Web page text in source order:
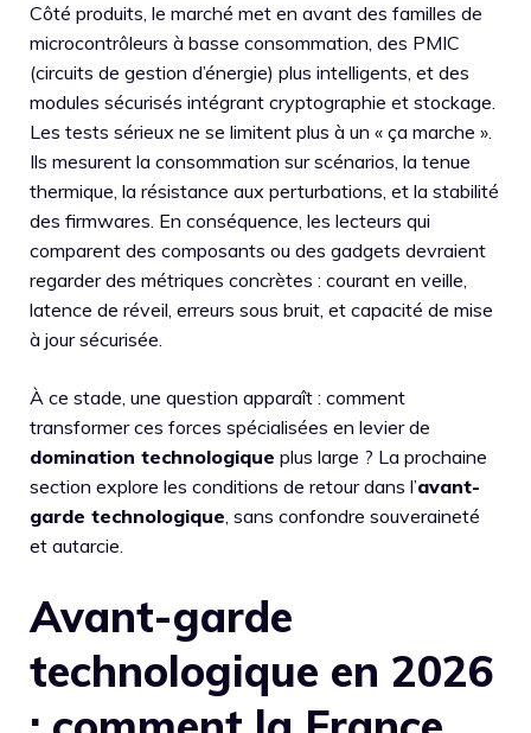
Côté produits, le marché met en avant des familles de
microcontrôleurs à basse consommation, des PMIC
(circuits de gestion d’énergie) plus intelligents, et des
modules sécurisés intégrant cryptographie et stockage.
Les tests sérieux ne se limitent plus à un « ça marche ».
Ils mesurent la consommation sur scénarios, la tenue
thermique, la résistance aux perturbations, et la stabilité
des firmwares. En conséquence, les lecteurs qui
comparent des composants ou des gadgets devraient
regarder des métriques concrètes : courant en veille,
latence de réveil, erreurs sous bruit, et capacité de mise
à jour sécurisée.
À ce stade, une question apparaît : comment
transformer ces forces spécialisées en levier de
domination technologique plus large ? La prochaine
section explore les conditions de retour dans l’avant-
garde technologique, sans confondre souveraineté
et autarcie.
Avant-garde
technologique en 2026